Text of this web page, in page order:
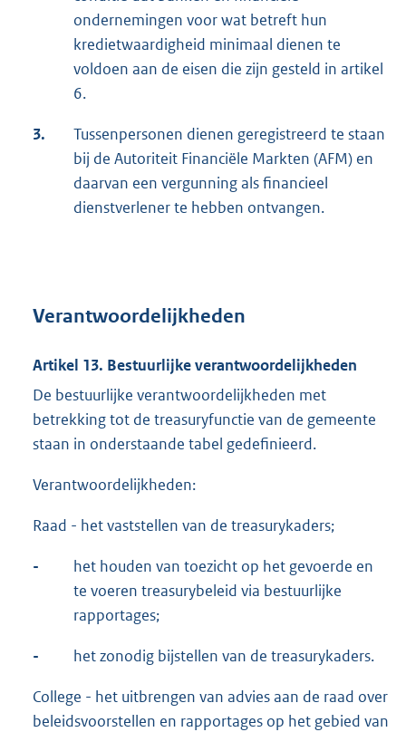
ondernemingen voor wat betreft hun
kredietwaardigheid minimaal dienen te
voldoen aan de eisen die zijn gesteld in artikel
6.
3.
Tussenpersonen dienen geregistreerd te staan
bij de Autoriteit Financiële Markten (AFM) en
daarvan een vergunning als financieel
dienstverlener te hebben ontvangen.
Verantwoordelijkheden
Artikel 13. Bestuurlijke verantwoordelijkheden
De bestuurlijke verantwoordelijkheden met
betrekking tot de treasuryfunctie van de gemeente
staan in onderstaande tabel gedefinieerd.
Verantwoordelijkheden:
Raad - het vaststellen van de treasurykaders;
-
het houden van toezicht op het gevoerde en
te voeren treasurybeleid via bestuurlijke
rapportages;
- het zonodig bijstellen van de treasurykaders.
College - het uitbrengen van advies aan de raad over
beleidsvoorstellen en rapportages op het gebied van